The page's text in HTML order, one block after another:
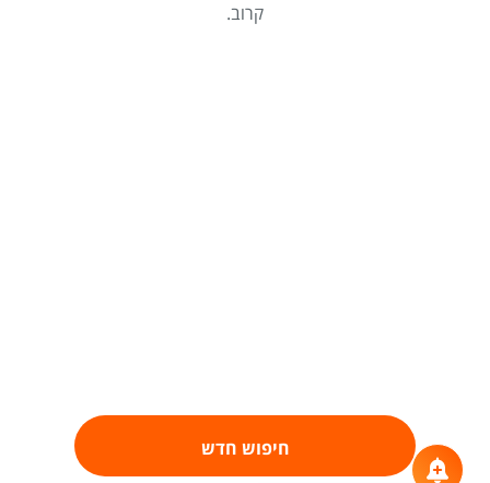
קרוב.
חיפוש חדש